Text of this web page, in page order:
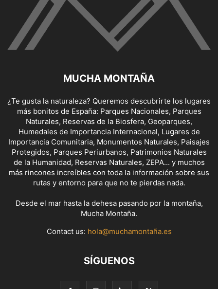
MUCHA MONTAÑA
¿Te gusta la naturaleza? Queremos descubrirte los lugares
más bonitos de España: Parques Nacionales, Parques
Naturales, Reservas de la Biosfera, Geoparques,
Humedales de Importancia Internacional, Lugares de
Importancia Comunitaria, Monumentos Naturales, Paisajes
Protegidos, Parques Periurbanos, Patrimonios Naturales
de la Humanidad, Reservas Naturales, ZEPA... y muchos
más rincones increíbles con toda la información sobre sus
rutas y entorno para que no te pierdas nada.
Desde el mar hasta la dehesa pasando por la montaña,
Mucha Montaña.
Contact us: hola@muchamontaña.es
SÍGUENOS